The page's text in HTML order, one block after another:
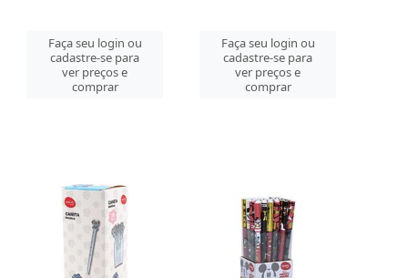
Faça seu login ou
cadastre-se para
ver preços e
comprar
Faça seu login ou
cadastre-se para
ver preços e
comprar